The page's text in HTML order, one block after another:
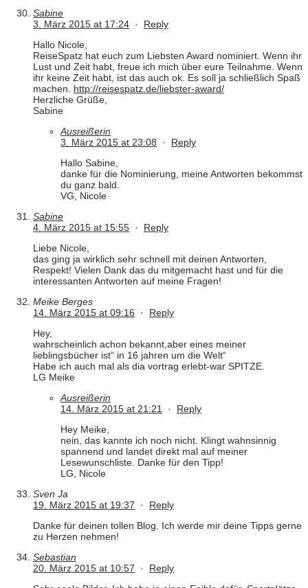
Sabine
3. März 2015 at 17:24 · Reply
Hallo Nicole,
ReiseSpatz hat euch zum Liebsten Award nominiert. Wenn ihr
Lust und Zeit habt, freue ich mich über eure Teilnahme. Wenn
ihr keine Zeit habt, ist das auch ok. Es soll ja schließlich Spaß
machen. http://reisespatz.de/liebster-award/
Herzliche Grüße,
Sabine
Ausreißerin
3. März 2015 at 23:08 · Reply
Hallo Sabine,
danke für die Nominierung, meine Antworten bekommst
du ganz bald.
VG, Nicole
Sabine
4. März 2015 at 15:55 · Reply
Liebe Nicole,
das ging ja wirklich sehr schnell mit deinen Antworten,
Respekt! Vielen Dank das du mitgemacht hast und für die
interessanten Antworten auf meine Fragen!
Meike Berges
14. März 2015 at 09:16 · Reply
Hey,
wahrscheinlich achon bekannt,aber eines meiner
lieblingsbücher ist“ in 16 jahren um die Welt“
Habe ich auch mal als dia vortrag erlebt-war SPITZE.
LG Meike
Ausreißerin
14. März 2015 at 21:21 · Reply
Hey Meike,
nein, das kannte ich noch nicht. Klingt wahnsinnig
spannend und landet direkt mal auf meiner
Lesewunschliste. Danke für den Tipp!
LG, Nicole
Sven Ja
19. März 2015 at 19:37 · Reply
Danke für deinen tollen Blog. Ich werde mir deine Tipps gerne
zu Herzen nehmen!
Sebastian
20. März 2015 at 10:57 · Reply